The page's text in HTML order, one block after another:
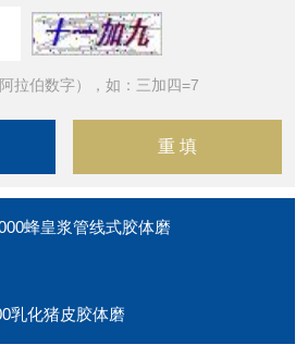
拉伯数字），如：三加四=7
蜂皇浆管线式胶体磨
乳化猪皮胶体磨